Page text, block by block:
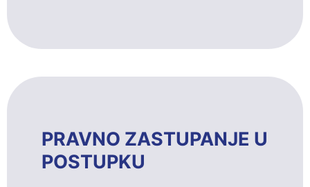
PRAVNO ZASTUPANJE U
POSTUPKU